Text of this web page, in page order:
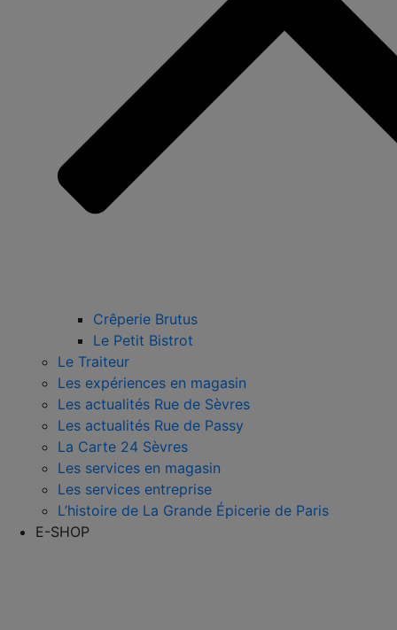
Crêperie Brutus
Le Petit Bistrot
Le Traiteur
Les expériences en magasin
Les actualités Rue de Sèvres
Les actualités Rue de Passy
La Carte 24 Sèvres
Les services en magasin
Les services entreprise
L’histoire de La Grande Épicerie de Paris
E-SHOP